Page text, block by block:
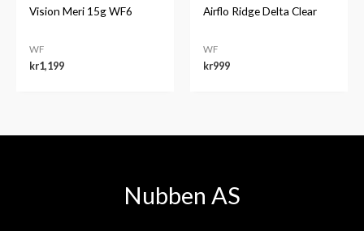
Vision Meri 15g WF6
WF
kr1,199
Airflo Ridge Delta Clear
WF
kr999
Nubben AS